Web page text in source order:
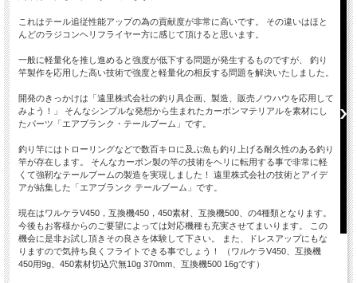
これはテール追従性能アップの為の貢献度が非常に高いです。 その違いはほと
んどのラジコンヘリフライヤー方に感じて頂けると思います。
一般に軽量化を推し進めると強度が低下する問題が発生するものですが、 釣り
竿製作を応用した高い技術で強度と軽量化の相反する問題を解決いたしました。
開発のきっかけは「遠里株式会社の釣り具企画、製造、販売ノウハウを応用して
みよう！」 そんなシンプルな発想から生まれたカーボンマテリアルを素材にし
たパーツ「エアブランク・テールブーム」です。
釣り竿にはトローリングなどで数百キロに及ぶ魚も釣り上げる耐久性のある釣り
竿が存在します。 そんなカーボン製の竿の技術をヘリに転用する事で非常に軽
くて強靭なテールブームの製造を実現しました！ 遠里株式会社の技術とアイデ
アが結集した「エアブランク テールブーム」です。
現在はワルケラV450，互換機450，450素材、互換機500、の4種類となります。
今後もお客様からのご要望によっては対応機種も充実させてまいります。 この
機会に是非お試し頂きその良さを体験して下さい。 また、ドレスアップにもな
りますので気持ち良くフライトできる事でしょう！ （ワルケラV450、互換機
450用9g、450素材切込穴無10g 370mm、互換機500 16gです）